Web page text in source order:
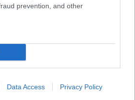
prevention, and other
Data Access Privacy Policy